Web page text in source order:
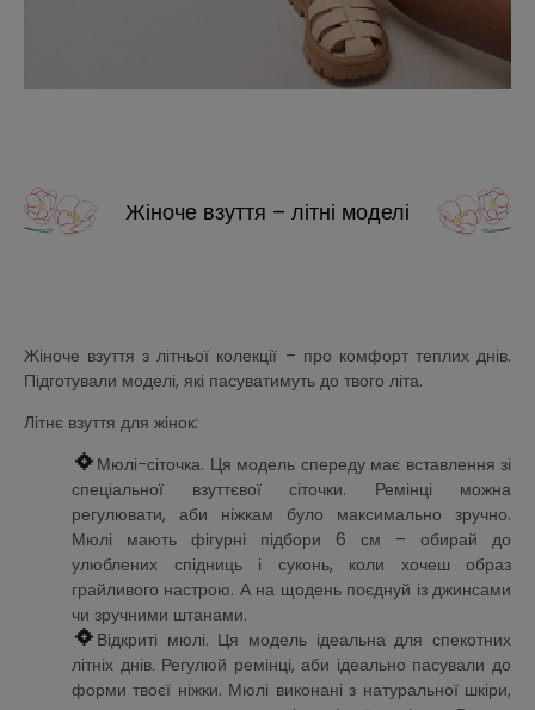
Жіноче взуття – літні моделі
Жіноче взуття з літньої колекції – про комфорт теплих днів.
Підготували моделі, які пасуватимуть до твого літа.
Літнє взуття для жінок:
Мюлі-сіточка. Ця модель спереду має вставлення зі
спеціальної взуттєвої сіточки. Ремінці можна
регулювати, аби ніжкам було максимально зручно.
Мюлі мають фігурні підбори 6 см – обирай до
улюблених спідниць і суконь, коли хочеш образ
грайливого настрою. А на щодень поєднуй із джинсами
чи зручними штанами.
Відкриті мюлі. Ця модель ідеальна для спекотних
літніх днів. Регулюй ремінці, аби ідеально пасували до
форми твоєї ніжки. Мюлі виконані з натуральної шкіри,